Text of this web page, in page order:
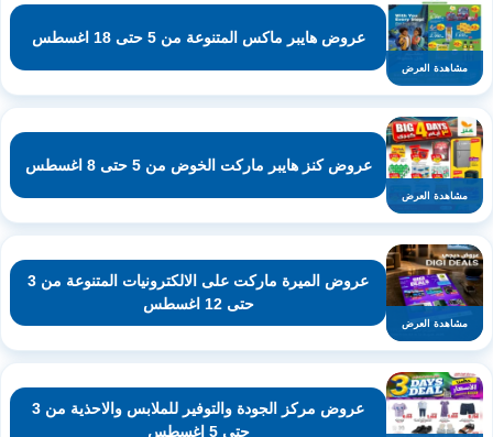
مشاهدة العرض
عروض هايبر ماكس المتنوعة من 5 حتى 18 اغسطس
مشاهدة العرض
عروض كنز هايبر ماركت الخوض من 5 حتى 8 اغسطس
مشاهدة العرض
عروض الميرة ماركت على الالكترونيات المتنوعة من 3
حتى 12 اغسطس
عروض مركز الجودة والتوفير للملابس والاحذية من 3
حتى 5 اغسطس